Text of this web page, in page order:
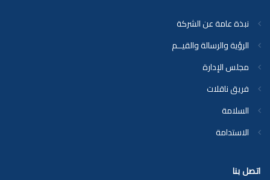
اتصل بنا
نبذة عامة عن الشركة
الرؤية والرسالة والقيــم
مجلس الإدارة
فريق ناقلات
السلامة
الاستدامة